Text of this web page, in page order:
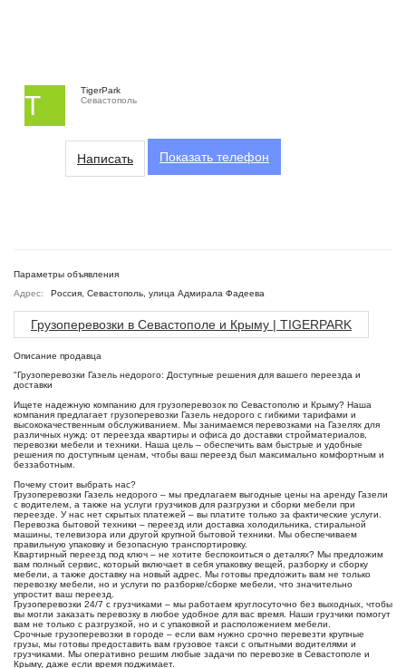
T
TigerPark
Севастополь
Написать Показать телефон
Параметры объявления
Адрес:
Россия, Севастополь, улица Адмирала Фадеева
Грузоперевозки в Севастополе и Крыму | TIGERPARK
Описание продавца
"Грузоперевозки Газель недорого: Доступные решения для вашего переезда и
доставки
Ищете надежную компанию для грузоперевозок по Севастополю и Крыму? Наша
компания предлагает грузоперевозки Газель недорого с гибкими тарифами и
высококачественным обслуживанием. Мы занимаемся перевозками на Газелях для
различных нужд: от переезда квартиры и офиса до доставки стройматериалов,
перевозки мебели и техники. Наша цель – обеспечить вам быстрые и удобные
решения по доступным ценам, чтобы ваш переезд был максимально комфортным и
беззаботным.
Почему стоит выбрать нас?
Грузоперевозки Газель недорого – мы предлагаем выгодные цены на аренду Газели
с водителем, а также на услуги грузчиков для разгрузки и сборки мебели при
переезде. У нас нет скрытых платежей – вы платите только за фактические услуги.
Перевозка бытовой техники – переезд или доставка холодильника, стиральной
машины, телевизора или другой крупной бытовой техники. Мы обеспечиваем
правильную упаковку и безопасную транспортировку.
Квартирный переезд под ключ – не хотите беспокоиться о деталях? Мы предложим
вам полный сервис, который включает в себя упаковку вещей, разборку и сборку
мебели, а также доставку на новый адрес. Мы готовы предложить вам не только
перевозку мебели, но и услуги по разборке/сборке мебели, что значительно
упростит ваш переезд.
Грузоперевозки 24/7 с грузчиками – мы работаем круглосуточно без выходных, чтобы
вы могли заказать перевозку в любое удобное для вас время. Наши грузчики помогут
вам не только с разгрузкой, но и с упаковкой и расположением мебели.
Срочные грузоперевозки в городе – если вам нужно срочно перевезти крупные
грузы, мы готовы предоставить вам грузовое такси с опытными водителями и
грузчиками. Мы оперативно решим любые задачи по перевозке в Севастополе и
Крыму, даже если время поджимает.